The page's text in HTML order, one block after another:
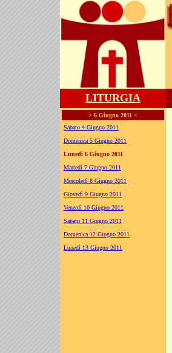
LITURGIA
> 6 Giugno 2011 <
Sabato 4 Giugno 2011
Domenica 5 Giugno 2011
Lunedì 6 Giugno 2011
Martedì 7 Giugno 2011
Mercoledì 8 Giugno 2011
Giovedì 9 Giugno 2011
Venerdì 10 Giugno 2011
Sabato 11 Giugno 2011
Domenica 12 Giugno 2011
Lunedì 13 Giugno 2011